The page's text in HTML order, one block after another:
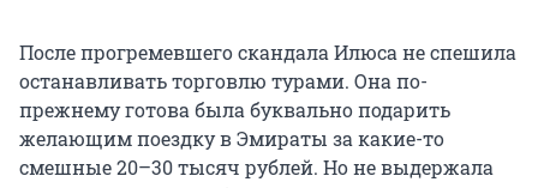
После прогремевшего скандала Илюса не спешила
останавливать торговлю турами. Она по-
прежнему готова была буквально подарить
желающим поездку в Эмираты за какие-то
смешные 20–30 тысяч рублей. Но не выдержала